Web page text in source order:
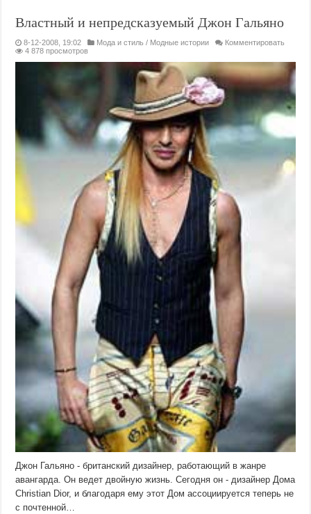
Властный и непредсказуемый Джон Гальяно
8-12-2008, 19:02 Мода и стиль / Модные истории
Комментировать
4 878 просмотров
Джон Гальяно - британский дизайнер, работающий в жанре
авангарда. Он ведет двойную жизнь. Сегодня он - дизайнер Дома
Christian Dior, и благодаря ему этот Дом ассоциируется теперь не
с почтенной…